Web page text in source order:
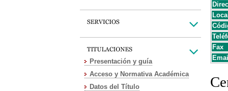
Presentación y guía
Acceso y Normativa Académica
Datos del Título
Fax